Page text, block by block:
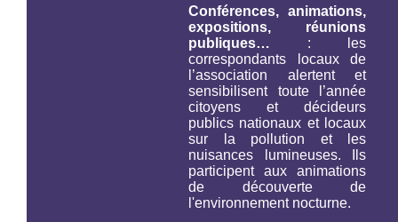
Conférences, animations,
expositions, réunions
publiques… : les
correspondants locaux de
l’association alertent et
sensibilisent toute l’année
citoyens et décideurs
publics nationaux et locaux
sur la pollution et les
nuisances lumineuses. Ils
participent aux animations
de découverte de
l'environnement nocturne.